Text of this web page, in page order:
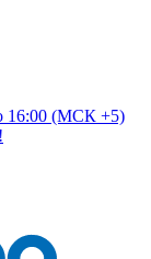
16:00 (МСК +5)